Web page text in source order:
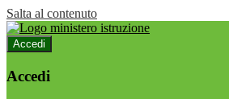
Salta al contenuto
Accedi
Accedi